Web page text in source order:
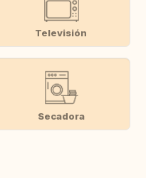
Televisión
Secadora